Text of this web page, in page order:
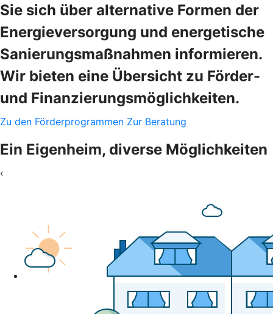
Sie sich über alternative Formen der
Energieversorgung und energetische
Sanierungsmaßnahmen informieren.
Wir bieten eine Übersicht zu Förder-
und Finanzierungsmöglichkeiten.
Zu den Förderprogrammen Zur Beratung
Ein Eigenheim, diverse Möglichkeiten
‹